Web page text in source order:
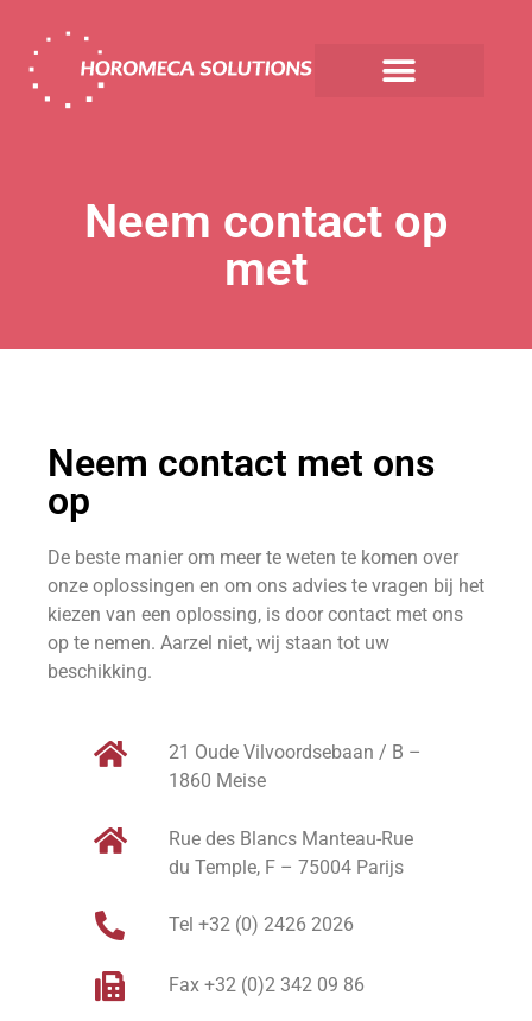
Neem contact op
met
Neem contact met ons
op
De beste manier om meer te weten te komen over
onze oplossingen en om ons advies te vragen bij het
kiezen van een oplossing, is door contact met ons
op te nemen. Aarzel niet, wij staan tot uw
beschikking.
21 Oude Vilvoordsebaan / B –
1860 Meise
Rue des Blancs Manteau-Rue
du Temple, F – 75004 Parijs
Tel +32 (0) 2426 2026
Fax +32 (0)2 342 09 86